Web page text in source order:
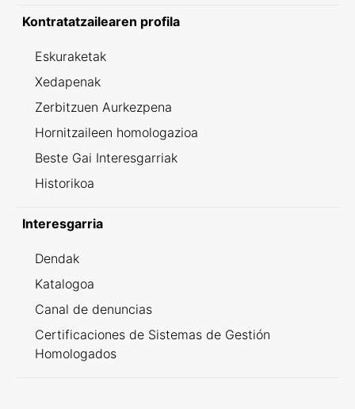
Kontratatzailearen profila
Eskuraketak
Xedapenak
Zerbitzuen Aurkezpena
Hornitzaileen homologazioa
Beste Gai Interesgarriak
Historikoa
Interesgarria
Dendak
Katalogoa
Canal de denuncias
Certificaciones de Sistemas de Gestión
Homologados